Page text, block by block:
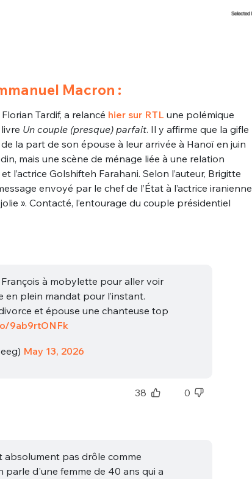
Macron :
Tardif, a relancé hier sur RTL une polémique
Un couple (presque) parfait. Il y affirme que la gifle
la part de son épouse à leur arrivée à Hanoï en juin
mais une scène de ménage liée à une relation
l’actrice Golshifteh Farahani. Selon l’auteur, Brigitte
envoyé par le chef de l’État à l’actrice iranienne
». Contacté, l’entourage du couple présidentiel
à mobylette pour aller voir
en plein mandat pour l’instant.
et épouse une chanteuse top
9ab9rtONFk
May 13, 2026
38 0
absolument pas drôle comme
parle d'une femme de 40 ans qui a